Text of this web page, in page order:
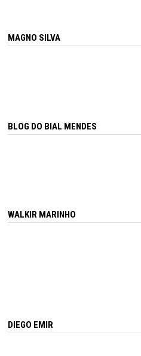
MAGNO SILVA
BLOG DO BIAL MENDES
WALKIR MARINHO
DIEGO EMIR